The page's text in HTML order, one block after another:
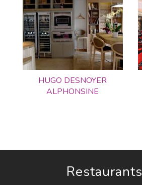
HUGO DESNOYER
ALPHONSINE
Restaurants